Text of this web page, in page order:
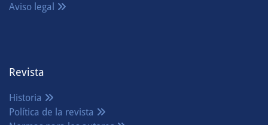
Aviso legal
Revista
Historia
Política de la revista